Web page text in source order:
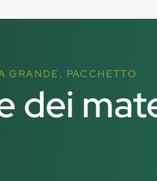
GRANDE, PACCHETTO
dei